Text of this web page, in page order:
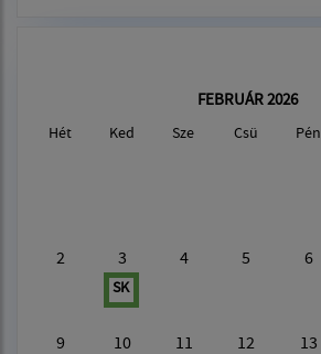
FEBRUÁR 2026
Hét Ked Sze Csü Pén
2 3
SK
4 5 6
9 10 11 12 13